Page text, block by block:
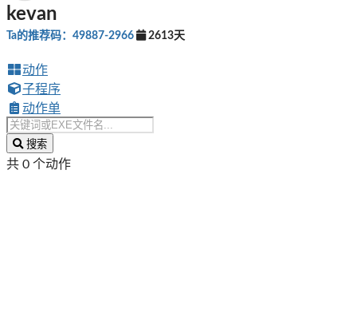
kevan
Ta的推荐码：49887-2966 2613天
动作
子程序
动作单
搜索
共 0 个动作